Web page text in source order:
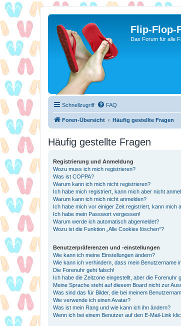
Flip-Flop-
Das Forum für alle
Schnellzugriff FAQ
Foren-Übersicht Häufig gestellte Fragen
Häufig gestellte Fragen
Registrierung und Anmeldung
Wozu muss ich mich registrieren?
Was ist COPPA?
Warum kann ich mich nicht registrieren?
Ich habe mich registriert, kann mich aber nicht
Warum kann ich mich nicht anmelden?
Ich habe mich vor einiger Zeit registriert, kann mich
Ich habe mein Passwort vergessen!
Warum werde ich automatisch abgemeldet?
Wozu ist die Funktion „Alle Cookies löschen“?
Benutzerpräferenzen und -einstellungen
Wie kann ich meine Einstellungen ändern?
Wie kann ich verhindern, dass mein Benutzername
Die Forenuhr geht falsch!
Ich habe die Zeitzone eingestellt, aber die Forenuhr
Meine Sprache steht auf diesem Board nicht zur
Was sind das für Bilder, die bei meinem
Wie verwende ich einen Avatar?
Was ist mein Rang und wie kann ich ihn ändern?
Wenn ich bei einem Benutzer auf den E-Mail-Link